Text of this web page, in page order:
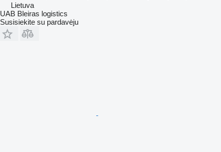
Lietuva
UAB Bleiras logistics
Susisiekite su pardavėju